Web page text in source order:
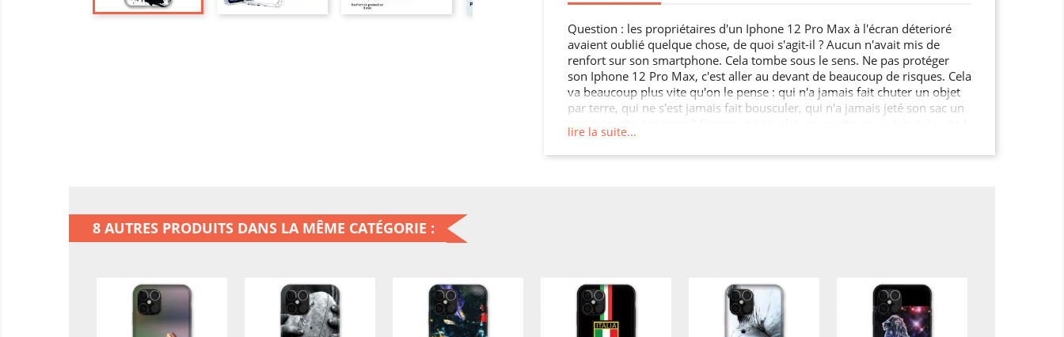
Question : les propriétaires d'un Iphone 12 Pro Max à l'écran déterioré
avaient oublié quelque chose, de quoi s'agit-il ? Aucun n'avait mis de
renfort sur son smartphone. Cela tombe sous le sens. Ne pas protéger
son Iphone 12 Pro Max, c'est aller au devant de beaucoup de risques. Cela
va beaucoup plus vite qu'on le pense : qui n'a jamais fait chuter un objet
par terre, qui ne s'est jamais fait bousculer, qui n'a jamais jeté son sac un
C'est triste, mais c'est comme ça : même si vous payez votre smartphone
très cher, il n'en demeurera pas moins fragile. Fêlures, bosses, touches
lire la suite...
8 AUTRES PRODUITS DANS LA MÊME CATÉGORIE :